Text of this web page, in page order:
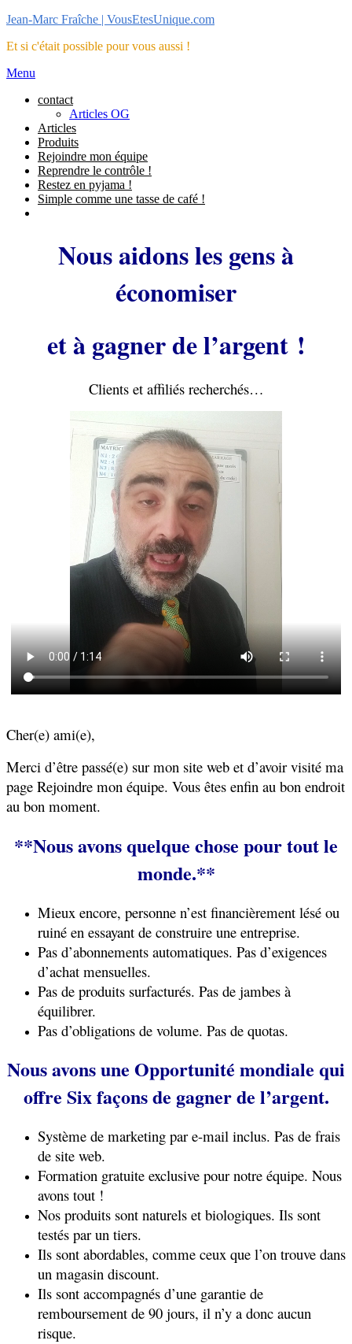
Aller
contenu
Jean-Marc Fraîche | VousEtesUnique.com
Et si c'était possible pour vous aussi !
Menu
contact
Articles OG
Articles
Produits
Rejoindre mon équipe
Reprendre le contrôle !
Restez en pyjama !
Simple comme une tasse de café !
Nous aidons les gens à
économiser
et à gagner de l’argent !
Clients et affiliés recherchés…
Cher(e) ami(e),
Merci d’être passé(e) sur mon site web et d’avoir visité ma
page Rejoindre mon équipe. Vous êtes enfin au bon endroit
au bon moment.
**Nous avons quelque chose pour tout le
monde.**
Mieux encore, personne n’est financièrement lésé ou
ruiné en essayant de construire une entreprise.
Pas d’abonnements automatiques. Pas d’exigences
d’achat mensuelles.
Pas de produits surfacturés. Pas de jambes à
équilibrer.
Pas d’obligations de volume. Pas de quotas.
Nous avons une Opportunité mondiale qui
offre Six façons de gagner de l’argent.
Système de marketing par e-mail inclus. Pas de frais
de site web.
Formation gratuite exclusive pour notre équipe. Nous
avons tout !
Nos produits sont naturels et biologiques. Ils sont
testés par un tiers.
Ils sont abordables, comme ceux que l’on trouve dans
un magasin discount.
Ils sont accompagnés d’une garantie de
remboursement de 90 jours, il n’y a donc aucun
risque.